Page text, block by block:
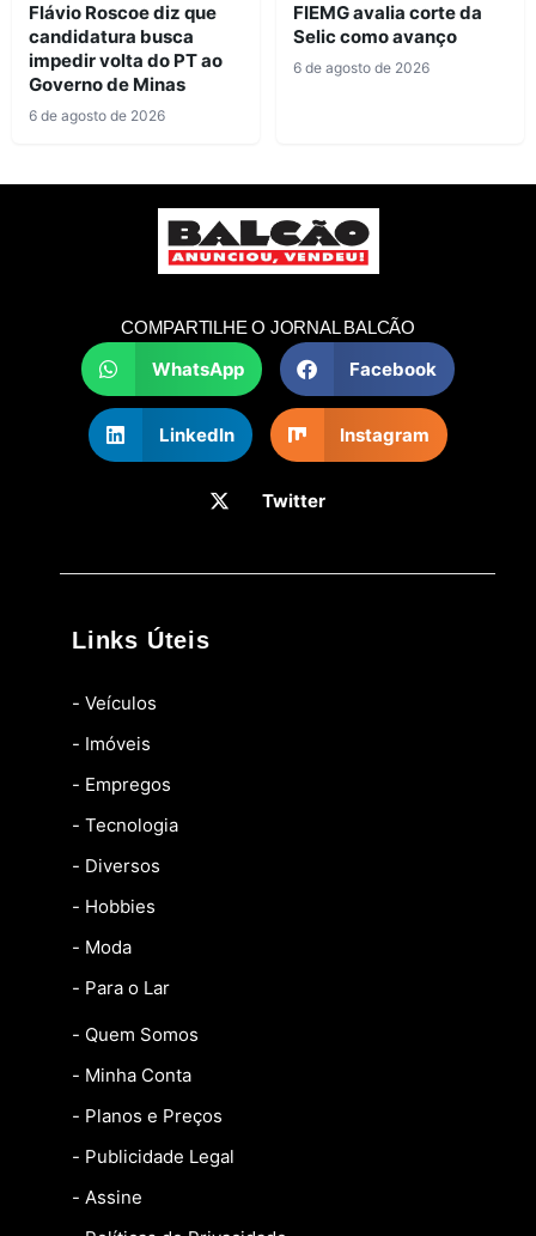
Flávio Roscoe diz que
candidatura busca
impedir volta do PT ao
Governo de Minas
6 de agosto de 2026
FIEMG avalia corte da
Selic como avanço
6 de agosto de 2026
COMPARTILHE O JORNAL BALCÃO
WhatsApp Facebook
LinkedIn Instagram
Twitter
Links Úteis
- Veículos
- Imóveis
- Empregos
- Tecnologia
- Diversos
- Hobbies
- Moda
- Para o Lar
- Quem Somos
- Minha Conta
- Planos e Preços
- Publicidade Legal
- Assine